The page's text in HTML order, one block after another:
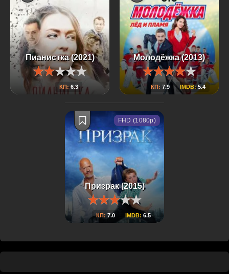
Пианистка (2021)
КП:6.3
Молодёжка (2013)
КП: 7.9 IMDB:5.4
Призрак (2015)
КП: 7.0 IMDB: 6.5
FHD (1080p)